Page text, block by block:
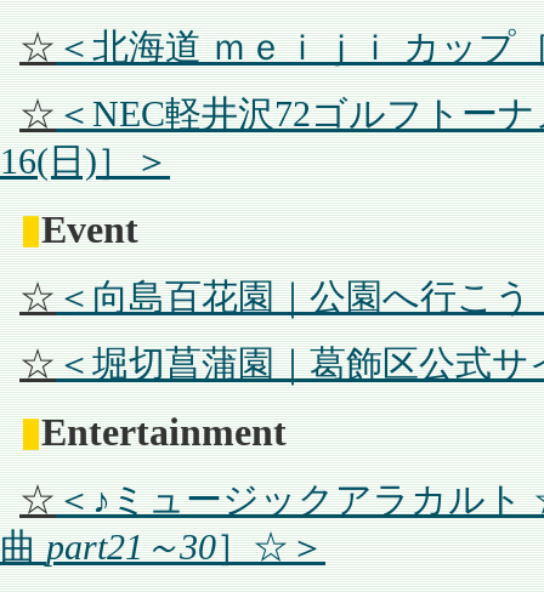
☆＜北海道 ｍｅｉｊｉ カップ
☆＜NEC軽井沢72ゴルフトー
16(日)］＞
▮Event
☆＜向島百花園｜公園へ行こう
☆＜堀切菖蒲園｜葛飾区公式サ
▮Entertainment
☆＜♪ミュージックアラカル
曲part21～30］☆＞